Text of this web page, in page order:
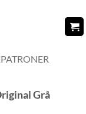
Grå